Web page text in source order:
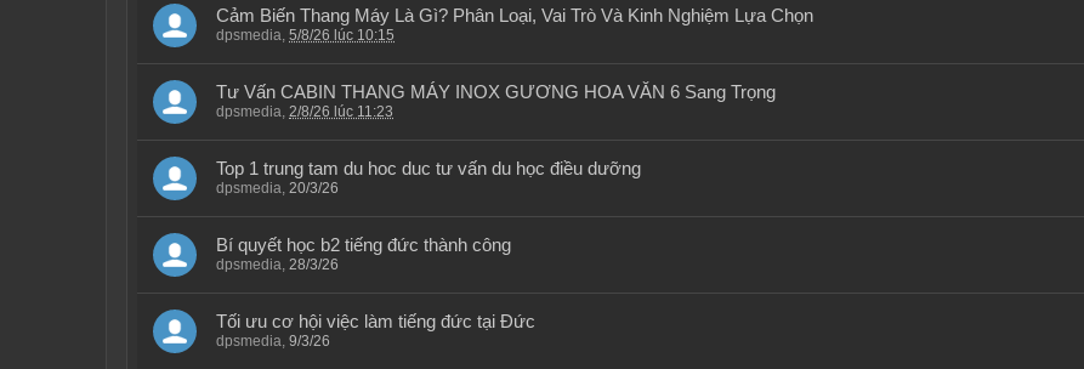
Cảm Biến Thang Máy Là Gì? Phân Loại, Vai Trò Và Kinh Nghiệm Lựa Chọn
dpsmedia, 5/8/26 lúc 10:15
Tư Vấn CABIN THANG MÁY INOX GƯƠNG HOA VĂN 6 Sang Trọng
dpsmedia, 2/8/26 lúc 11:23
Top 1 trung tam du hoc duc tư vấn du học điều dưỡng
dpsmedia, 20/3/26
Bí quyết học b2 tiếng đức thành công
dpsmedia, 28/3/26
Tối ưu cơ hội việc làm tiếng đức tại Đức
dpsmedia, 9/3/26